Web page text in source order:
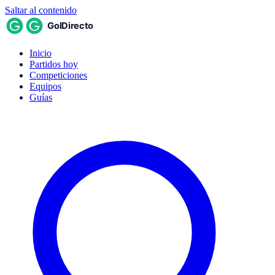
Saltar al contenido
Inicio
Partidos hoy
Competiciones
Equipos
Guías